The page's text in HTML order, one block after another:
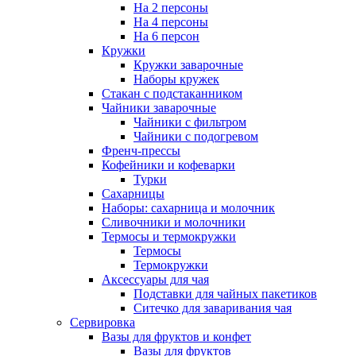
На 2 персоны
На 4 персоны
На 6 персон
Кружки
Кружки заварочные
Наборы кружек
Стакан с подстаканником
Чайники заварочные
Чайники с фильтром
Чайники с подогревом
Френч-прессы
Кофейники и кофеварки
Турки
Сахарницы
Наборы: сахарница и молочник
Сливочники и молочники
Термосы и термокружки
Термосы
Термокружки
Аксессуары для чая
Подставки для чайных пакетиков
Ситечко для заваривания чая
Сервировка
Вазы для фруктов и конфет
Вазы для фруктов